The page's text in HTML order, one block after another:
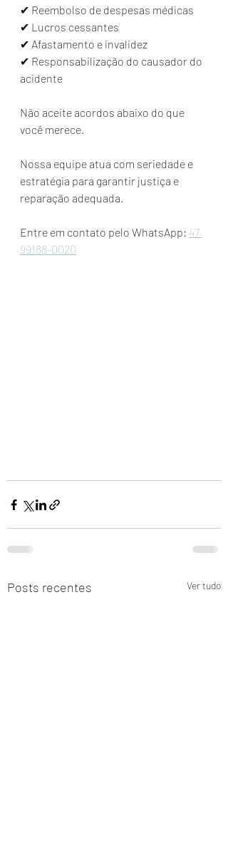
✔ Reembolso de despesas médicas
✔ Lucros cessantes
✔ Afastamento e invalidez
✔ Responsabilização do causador do
acidente
Não aceite acordos abaixo do que
você merece.
Nossa equipe atua com seriedade e
estratégia para garantir justiça e
reparação adequada.
Entre em contato pelo WhatsApp: 47
99188-0020
Posts recentes Ver tudo